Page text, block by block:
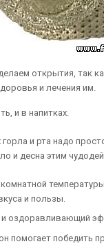
открытия, так
и лечения им.
и в напитках.
и рта надо
и десна этим
и пользы.
оздоравливающий
помогает победить